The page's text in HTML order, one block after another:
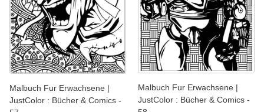
Malbuch Fur Erwachsene |
JustColor : Bücher & Comics -
Malbuch Fur Erwachsene |
JustColor : Bücher & Comics -